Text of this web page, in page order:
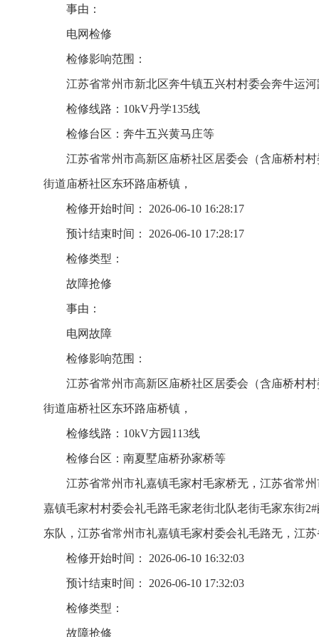
事由：
电网检修
检修影响范围：
江苏省常州市新北区奔牛镇五兴村村委会奔牛运
检修线路：10kV丹学135线
检修台区：奔牛五兴黄马庄等
江苏省常州市高新区庙桥社区居委会（含庙桥村
街道庙桥社区东环路庙桥镇，
检修开始时间： 2026-06-10 16:28:17
预计结束时间： 2026-06-10 17:28:17
检修类型：
故障抢修
事由：
电网故障
检修影响范围：
江苏省常州市高新区庙桥社区居委会（含庙桥村
街道庙桥社区东环路庙桥镇，
检修线路：10kV方园113线
检修台区：南夏墅庙桥孙家桥等
江苏省常州市礼嘉镇毛家村毛家桥无，江苏省常
嘉镇毛家村村委会礼毛路毛家老街北队老街毛家东街
东队，江苏省常州市礼嘉镇毛家村委会礼毛路无，江
检修开始时间： 2026-06-10 16:32:03
预计结束时间： 2026-06-10 17:32:03
检修类型：
故障抢修